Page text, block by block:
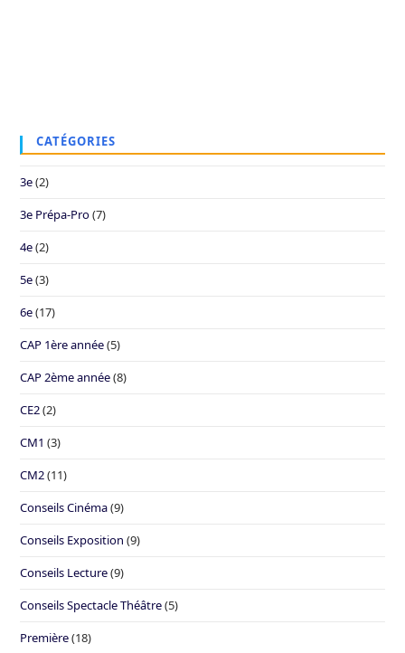
CATÉGORIES
3e(2)
3e Prépa-Pro(7)
4e(2)
5e(3)
6e(17)
CAP 1ère année(5)
CAP 2ème année(8)
CE2(2)
CM1 (3)
CM2(11)
Conseils Cinéma(9)
Conseils Exposition (9)
Conseils Lecture(9)
Conseils Spectacle Théâtre(5)
Première(18)